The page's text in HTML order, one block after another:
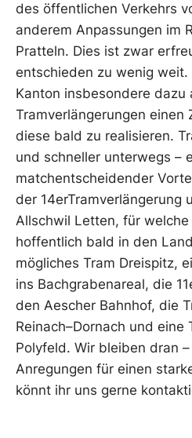
des öffentlichen Verkehrs
anderem Anpassungen im
Pratteln. Dies ist zwar
entschieden zu wenig
Kanton insbesondere dazu
Tramverlängerungen einen
diese bald zu realisieren.
und schneller unterwegs –
matchentscheidender
der 14erTramverlängerung
Allschwil Letten, für
hoffentlich bald in den
mögliches Tram Dreispitz,
ins Bachgrabenareal, die
den Aescher Bahnhof, die
Reinach–Dornach und eine
Polyfeld. Wir bleiben dran
Anregungen für einen
könnt ihr uns gerne